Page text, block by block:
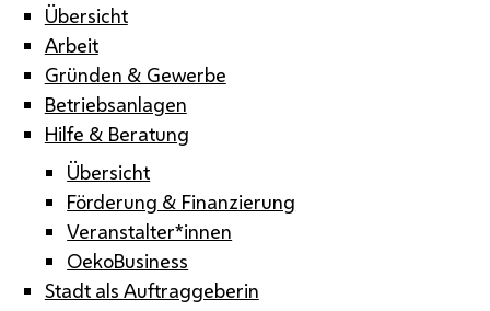
Übersicht
Arbeit
Gründen & Gewerbe
Betriebsanlagen
Hilfe & Beratung
Übersicht
Förderung & Finanzierung
Veranstalter*innen
OekoBusiness
Stadt als Auftraggeberin